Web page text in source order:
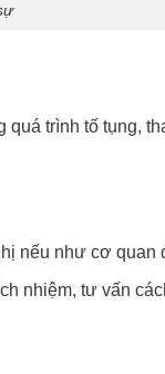
trình tố tụng,
nếu như cơ quan
nhiệm, tư vấn